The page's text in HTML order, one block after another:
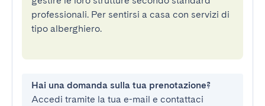
professionali. Per sentirsi a casa con servizi di
tipo alberghiero.
Hai una domanda sulla tua prenotazione?
Accedi tramite la tua e-mail e contattaci